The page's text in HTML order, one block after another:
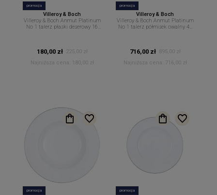
promocja
Villeroy & Boch
Villeroy & Boch Anmut Platinum
No 1 talerz płaski deserowy 16
180,00 zł 225,00 zł
Najniższa cena:
180,00 zł
promocja
Villeroy & Boch
Villeroy & Boch Anmut Platinum
No 1 talerz półmisek owalny 41
716,00 zł 895,00 zł
Najniższa cena:
716,00 zł
promocja promocja